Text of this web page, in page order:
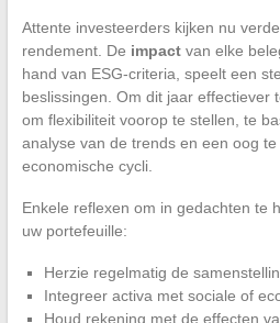
Attente investeerders kijken nu
rendement. De impactvan elke
hand van ESG-criteria, speelt een
beslissingen. Om dit jaar effectiever
om flexibiliteit voorop te stellen, te
analyse van de trends en een oog
economische cycli.
Enkele reflexen om in gedachten te
uw portefeuille:
Herzie regelmatig de
Integreer activa met sociale of
Houd rekening met de effecten